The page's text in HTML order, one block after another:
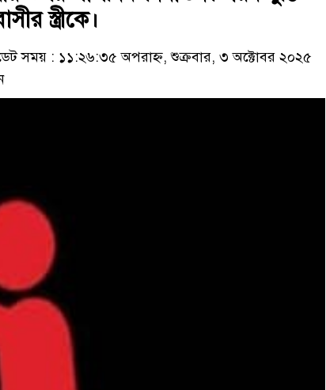
স্ত্রীকে।
সময় : ১১:২৬:৩৫ অপরাহ্ন, শুক্রবার, ৩ অক্টোবর ২০২৫